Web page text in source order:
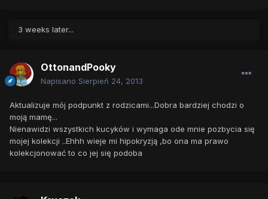
3 weeks later...
OttonandPooky
Napisano Sierpień 24, 2013
Aktualizuje mój podpunkt z rodzicami...Dobra bardziej chodzi o
moją mamę...
Nienawidzi wszystkich kucyków i wymaga ode mnie pozbycia się
mojej kolekcji ..Ehhh wieje mi hipokryzją ,bo ona ma prawo
kolekcjonować to co jej się podoba